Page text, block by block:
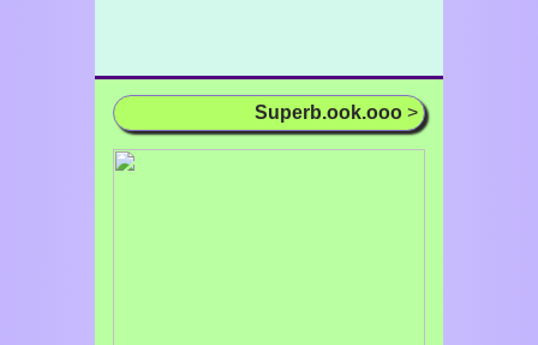
Superb.ook.ooo >